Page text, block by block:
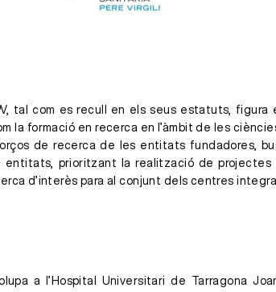
tal com es recull en els seus estatuts, figura
la formació en recerca en l’àmbit de les
de recerca de les entitats fundadores,
entitats, prioritzant la realització de
d’interès para al conjunt dels centres
a l’Hospital Universitari de Tarragona